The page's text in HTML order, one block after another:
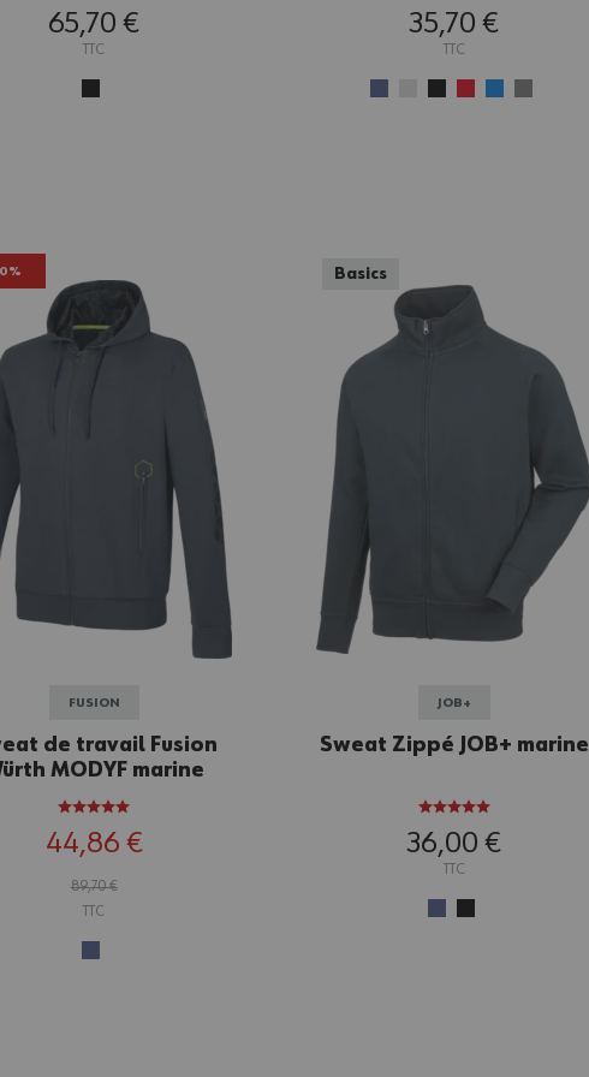
65,70 €
TTC
35,70 €
TTC
FUSION
de travail Fusion
MODYF marine
44,86 €
89,70 €
TTC
Basics
JOB+
Sweat Zippé JOB+ marine
36,00 €
TTC